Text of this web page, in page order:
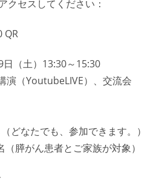
クセスしてください：
（土）13:30～15:30
（YoutubeLIVE）、交流会
なたでも、参加できます。）
ん患者とご家族が対象）